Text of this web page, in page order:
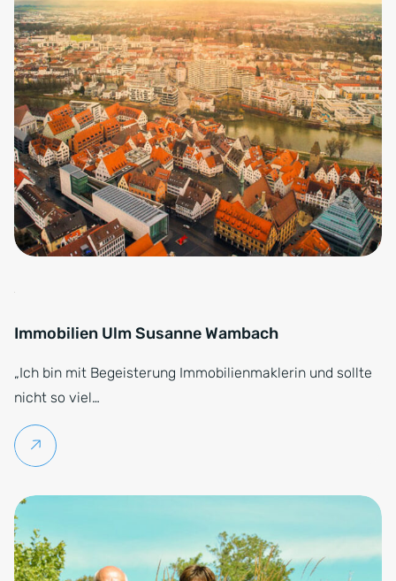
Immobilien Ulm Susanne Wambach
„Ich bin mit Begeisterung Immobilienmaklerin und sollte
nicht so viel…
Weiterlesen